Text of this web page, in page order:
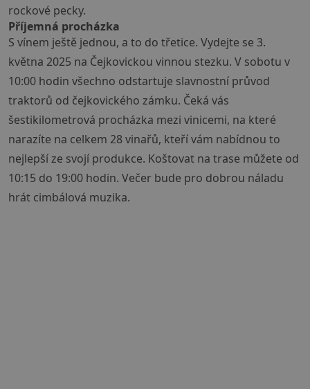
rockové pecky.
Příjemná procházka
S vínem ještě jednou, a to do třetice. Vydejte se 3.
května 2025 na Čejkovickou vinnou stezku. V sobotu v
10:00 hodin všechno odstartuje slavnostní průvod
traktorů od čejkovického zámku. Čeká vás
šestikilometrová procházka mezi vinicemi, na které
narazíte na celkem 28 vinařů, kteří vám nabídnou to
nejlepší ze svojí produkce. Koštovat na trase můžete od
10:15 do 19:00 hodin. Večer bude pro dobrou náladu
hrát cimbálová muzika.